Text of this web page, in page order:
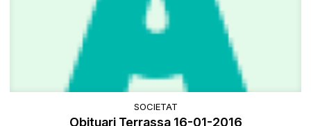
SOCIETAT
Obituari Terrassa 16-01-2016